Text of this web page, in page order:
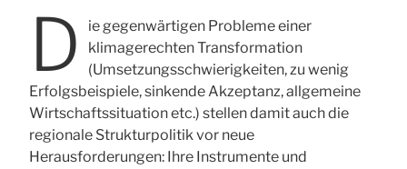
D
ie gegenwärtigen Probleme einer
klimagerechten Transformation
(Umsetzungsschwierigkeiten, zu wenig
Erfolgsbeispiele, sinkende Akzeptanz, allgemeine
Wirtschaftssituation etc.) stellen damit auch die
regionale Strukturpolitik vor neue
Herausforderungen: Ihre Instrumente und